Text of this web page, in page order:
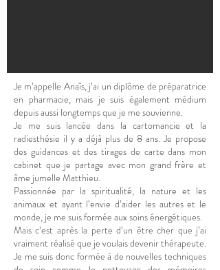
Je m’appelle Anaïs, j’ai un diplôme de préparatrice
en pharmacie, mais je suis également médium
depuis aussi longtemps que je me souvienne.
Je me suis lancée dans la cartomancie et la
radiesthésie il y a déjà plus de 8 ans. Je propose
des guidances et des tirages de carte dans mon
cabinet que je partage avec mon grand frère et
âme jumelle Matthieu.
Passionnée par la spiritualité, la nature et les
animaux et ayant l’envie d’aider les autres et le
monde, je me suis formée aux soins énergétiques.
Mais c’est après la perte d’un être cher que j’ai
vraiment réalisé que je voulais devenir thérapeute.
Je me suis donc formée à de nouvelles techniques